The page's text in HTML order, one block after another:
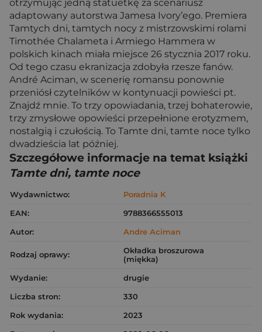
otrzymując jedną statuetkę za scenariusz
adaptowany autorstwa Jamesa Ivory’ego. Premiera
Tamtych dni, tamtych nocy z mistrzowskimi rolami
Timothée Chalameta i Armiego Hammera w
polskich kinach miała miejsce 26 stycznia 2017 roku.
Od tego czasu ekranizacja zdobyła rzesze fanów.
André Aciman, w scenerię romansu ponownie
przeniósł czytelników w kontynuacji powieści pt.
Znajdź mnie. To trzy opowiadania, trzej bohaterowie,
trzy zmysłowe opowieści przepełnione erotyzmem,
nostalgią i czułością. To Tamte dni, tamte noce tylko
dwadzieścia lat później.
Szczegółowe informacje na temat książki
Tamte dni, tamte noce
Wydawnictwo:
Poradnia K
EAN:
9788366555013
Autor:
Andre Aciman
Rodzaj oprawy:
Okładka broszurowa
(miękka)
Wydanie:
drugie
Liczba stron:
330
Rok wydania:
2023